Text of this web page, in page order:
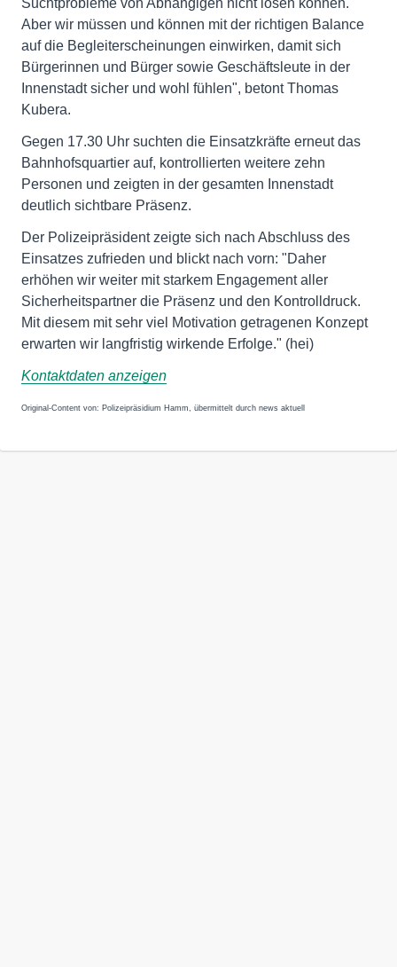
Suchtprobleme von Abhängigen nicht lösen können.
Aber wir müssen und können mit der richtigen Balance
auf die Begleiterscheinungen einwirken, damit sich
Bürgerinnen und Bürger sowie Geschäftsleute in der
Innenstadt sicher und wohl fühlen", betont Thomas
Kubera.
Gegen 17.30 Uhr suchten die Einsatzkräfte erneut das
Bahnhofsquartier auf, kontrollierten weitere zehn
Personen und zeigten in der gesamten Innenstadt
deutlich sichtbare Präsenz.
Der Polizeipräsident zeigte sich nach Abschluss des
Einsatzes zufrieden und blickt nach vorn: "Daher
erhöhen wir weiter mit starkem Engagement aller
Sicherheitspartner die Präsenz und den Kontrolldruck.
Mit diesem mit sehr viel Motivation getragenen Konzept
erwarten wir langfristig wirkende Erfolge." (hei)
Kontaktdaten anzeigen
Original-Content von: Polizeipräsidium Hamm, übermittelt durch news aktuell